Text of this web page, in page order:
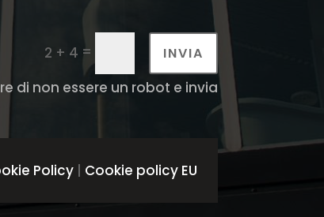
2 + 4 = INVIA
di non essere un robot e invia
Policy| Cookie policy EU